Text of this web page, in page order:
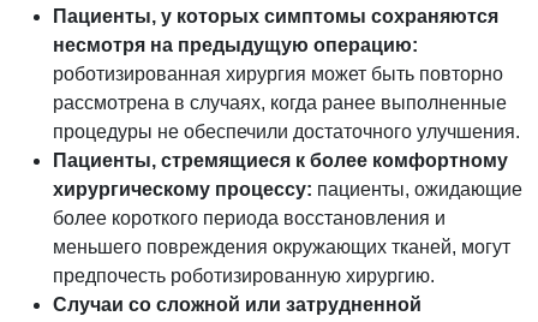
Пациенты, у которых симптомы сохраняются
несмотря на предыдущую операцию:
роботизированная хирургия может быть повторно
рассмотрена в случаях, когда ранее выполненные
процедуры не обеспечили достаточного улучшения.
Пациенты, стремящиеся к более комфортному
хирургическому процессу: пациенты, ожидающие
более короткого периода восстановления и
меньшего повреждения окружающих тканей, могут
предпочесть роботизированную хирургию.
Случаи со сложной или затрудненной